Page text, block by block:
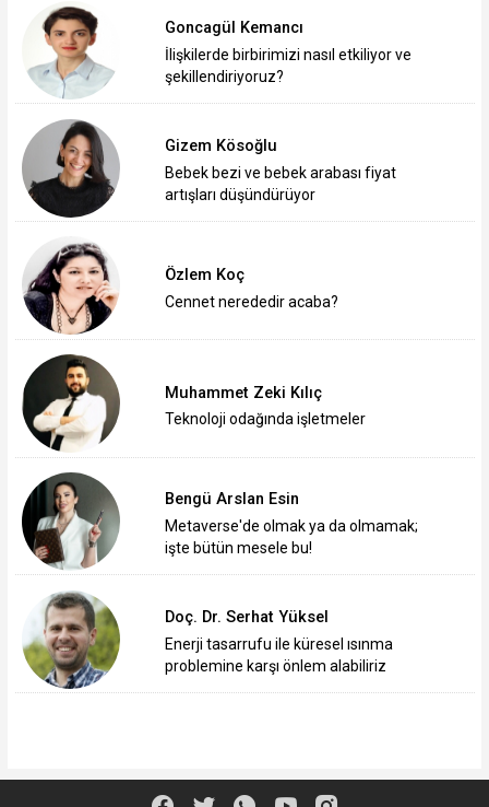
Goncagül Kemancı
İlişkilerde birbirimizi nasıl etkiliyor ve
şekillendiriyoruz?
Gizem Kösoğlu
Bebek bezi ve bebek arabası fiyat
artışları düşündürüyor
Özlem Koç
Cennet nerededir acaba?
Muhammet Zeki Kılıç
Teknoloji odağında işletmeler
Bengü Arslan Esin
Metaverse'de olmak ya da olmamak;
işte bütün mesele bu!
Doç. Dr. Serhat Yüksel
Enerji tasarrufu ile küresel ısınma
problemine karşı önlem alabiliriz